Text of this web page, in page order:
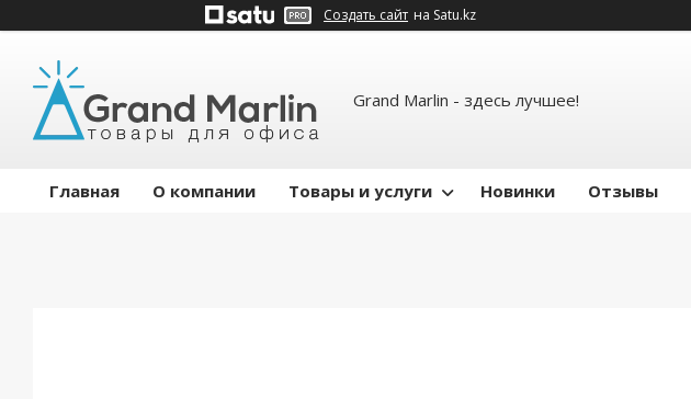
Создать сайт на Satu.kz
Grand Marlin - здесь лучшее!
Главная О компании Товары и услуги Новинки Отзывы